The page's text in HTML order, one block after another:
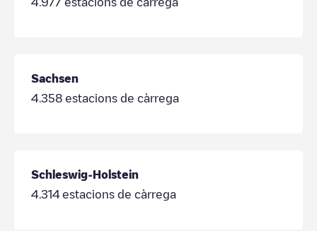
Sachsen
4.358 estacions de càrrega
Schleswig-Holstein
4.314 estacions de càrrega